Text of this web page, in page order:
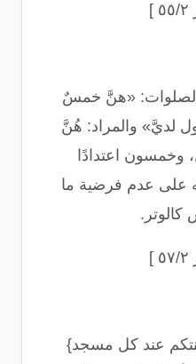
]
الصلوات: «هنَّ خمسٌ
لديَّ» والمراد: هُنَّ
وخمسون اعتدادًا
على عدم فرضية ما
.
]
عند كل مسجد}